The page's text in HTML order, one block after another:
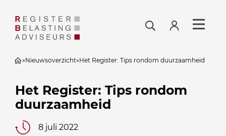
»Nieuwsoverzicht»Het Register: Tips rondom duurzaamheid
Het Register: Tips rondom
duurzaamheid
8 juli 2022